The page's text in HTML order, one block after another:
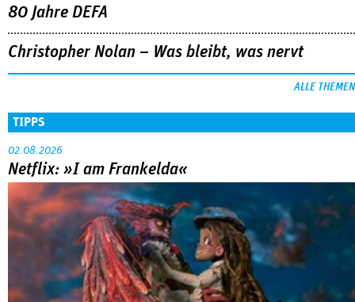
80 Jahre DEFA
Christopher Nolan – Was bleibt, was nervt
ALLE THEMEN
TIPPS
02.08.2026
Netflix: »I am Frankelda«